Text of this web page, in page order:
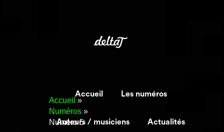
Accueil Les numéros
Auteurs / musiciens Actualités
Accueil »
Numéros»
Numéro 5